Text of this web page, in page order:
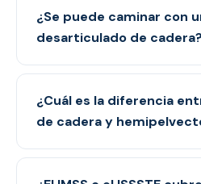
¿Se puede caminar con
desarticulado de cadera?
¿Cuál es la diferencia
de cadera y